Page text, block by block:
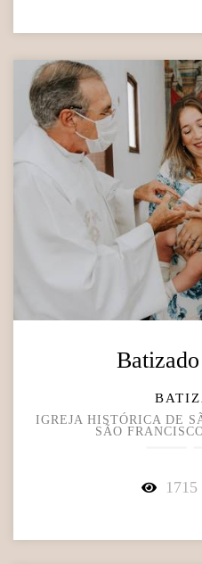
IGREJA HISTÓRICA DE
SÃO
1715